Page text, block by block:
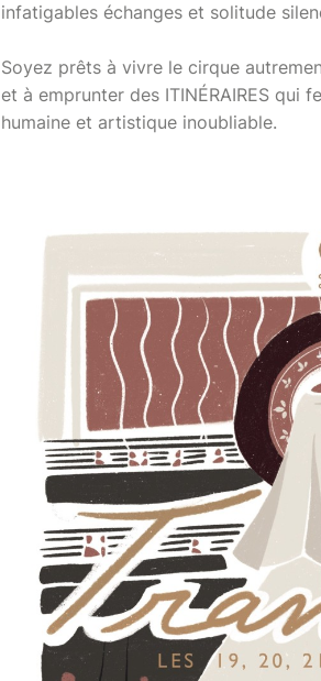
infatigables échanges et solitude
Soyez prêts à vivre le cirque
et à emprunter des ITINÉRAIRES qui
humaine et artistique inoubliable.